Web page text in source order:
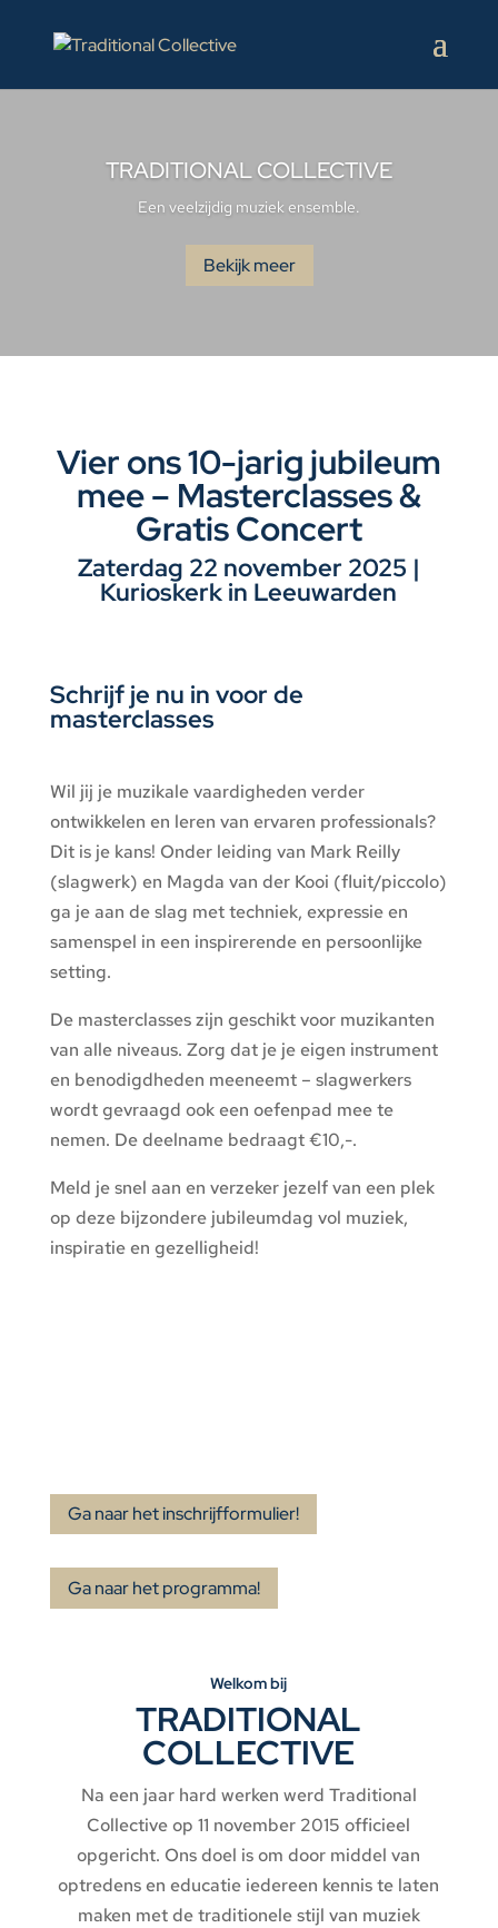
TRADITIONAL COLLECTIVE
Een veelzijdig muziek ensemble.
Bekijk meer
Vier ons 10-jarig jubileum
mee – Masterclasses &
Gratis Concert
Zaterdag 22 november 2025 |
Kurioskerk in Leeuwarden
Schrijf je nu in voor de
masterclasses
Wil jij je muzikale vaardigheden verder
ontwikkelen en leren van ervaren professionals?
Dit is je kans! Onder leiding van Mark Reilly
(slagwerk) en Magda van der Kooi (fluit/piccolo)
ga je aan de slag met techniek, expressie en
samenspel in een inspirerende en persoonlijke
setting.
De masterclasses zijn geschikt voor muzikanten
van alle niveaus. Zorg dat je je eigen instrument
en benodigdheden meeneemt – slagwerkers
wordt gevraagd ook een oefenpad mee te
nemen. De deelname bedraagt €10,-.
Meld je snel aan en verzeker jezelf van een plek
op deze bijzondere jubileumdag vol muziek,
inspiratie en gezelligheid!
Ga naar het inschrijfformulier!
Ga naar het programma!
Welkom bij
TRADITIONAL
COLLECTIVE
Na een jaar hard werken werd Traditional
Collective op 11 november 2015 officieel
opgericht. Ons doel is om door middel van
optredens en educatie iedereen kennis te laten
maken met de traditionele stijl van muziek